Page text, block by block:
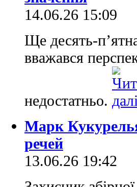
14.06.26 15:09
Ще десять-
вважався
недостатньо.
Марк
речей
13.06.26 19:42